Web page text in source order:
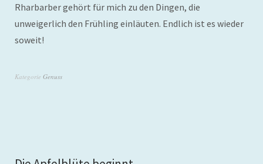
Rharbarber gehört für mich zu den Dingen, die
unweigerlich den Frühling einläuten. Endlich ist es wieder
soweit!
Kategorie Genuss